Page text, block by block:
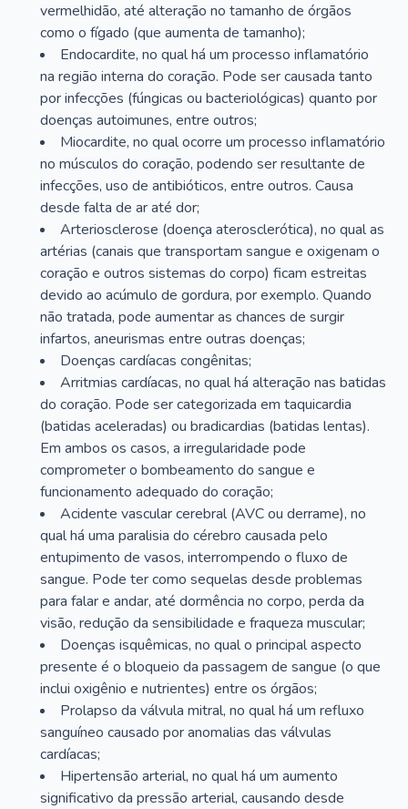
vermelhidão, até alteração no tamanho de órgãos
como o fígado (que aumenta de tamanho);
Endocardite, no qual há um processo inflamatório
na região interna do coração. Pode ser causada tanto
por infecções (fúngicas ou bacteriológicas) quanto por
doenças autoimunes, entre outros;
Miocardite, no qual ocorre um processo inflamatório
no músculos do coração, podendo ser resultante de
infecções, uso de antibióticos, entre outros. Causa
desde falta de ar até dor;
Arteriosclerose (doença aterosclerótica), no qual as
artérias (canais que transportam sangue e oxigenam o
coração e outros sistemas do corpo) ficam estreitas
devido ao acúmulo de gordura, por exemplo. Quando
não tratada, pode aumentar as chances de surgir
infartos, aneurismas entre outras doenças;
Doenças cardíacas congênitas;
Arritmias cardíacas, no qual há alteração nas batidas
do coração. Pode ser categorizada em taquicardia
(batidas aceleradas) ou bradicardias (batidas lentas).
Em ambos os casos, a irregularidade pode
comprometer o bombeamento do sangue e
funcionamento adequado do coração;
Acidente vascular cerebral (AVC ou derrame), no
qual há uma paralisia do cérebro causada pelo
entupimento de vasos, interrompendo o fluxo de
sangue. Pode ter como sequelas desde problemas
para falar e andar, até dormência no corpo, perda da
visão, redução da sensibilidade e fraqueza muscular;
Doenças isquêmicas, no qual o principal aspecto
presente é o bloqueio da passagem de sangue (o que
inclui oxigênio e nutrientes) entre os órgãos;
Prolapso da válvula mitral, no qual há um refluxo
sanguíneo causado por anomalias das válvulas
cardíacas;
Hipertensão arterial, no qual há um aumento
significativo da pressão arterial, causando desde